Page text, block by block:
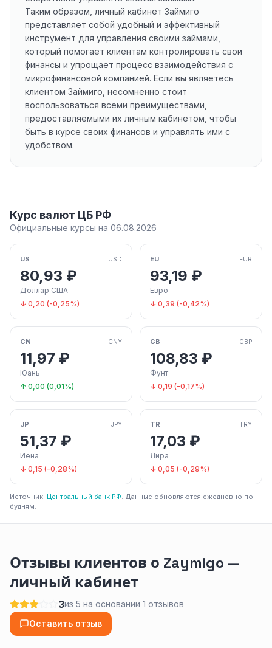
Таким образом, личный кабинет Займиго
представляет собой удобный и эффективный
инструмент для управления своими займами,
который помогает клиентам контролировать свои
финансы и упрощает процесс взаимодействия с
микрофинансовой компанией. Если вы являетесь
клиентом Займиго, несомненно стоит
воспользоваться всеми преимуществами,
предоставляемыми их личным кабинетом, чтобы
быть в курсе своих финансов и управлять ими с
удобством.
Курс валют ЦБ РФ
Официальные курсы на 06.08.2026
US USD
80,93 ₽
Доллар США
↓ 0,20 (-0,25%)
EU EUR
93,19 ₽
Евро
↓ 0,39 (-0,42%)
CN CNY
11,97 ₽
Юань
↑ 0,00 (0,01%)
GB GBP
108,83 ₽
Фунт
↓ 0,19 (-0,17%)
JP JPY
51,37 ₽
Иена
↓ 0,15 (-0,28%)
TR TRY
17,03 ₽
Лира
↓ 0,05 (-0,29%)
Источник: Центральный банк РФ. Данные обновляются ежедневно по
будням.
Отзывы клиентов о Zaymigo —
личный кабинет
3из 5 на основании 1 отзывов
Оставить отзыв